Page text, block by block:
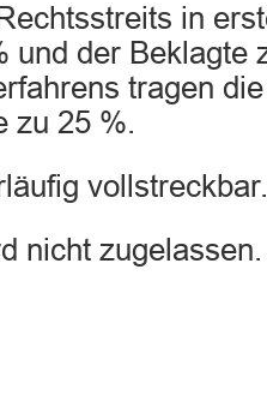
in
und der Beklagte
tragen
zu 25 %.
vollstreckbar.
nicht zugelassen.